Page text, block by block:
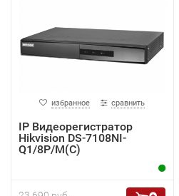
избранное сравнить
IP Видеорегистратор
Hikvision DS-7108NI-
Q1/8P/M(C)